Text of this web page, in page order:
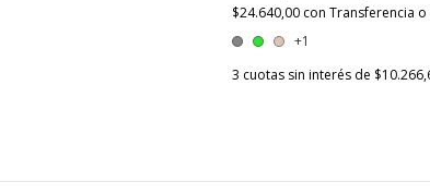
$24.640,00 con Transferencia
+1
3 cuotas sin interés de